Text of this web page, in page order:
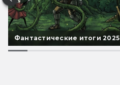
Фантастические итоги 2025